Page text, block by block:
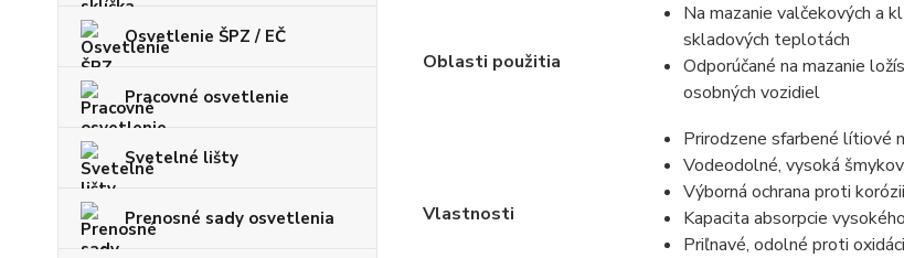
Osvetlenie ŠPZ / EČ
Pracovné osvetlenie
Svetelné lišty
Prenosné sady osvetlenia
Oblasti použitia
Na mazanie valčekových a
skladových teplotách
Odporúčané na mazanie
osobných vozidiel
Vlastnosti
Prirodzene sfarbené lítiové
Vodeodolné, vysoká
Výborná ochrana proti korózii
Kapacita absorpcie
Priľnavé, odolné proti